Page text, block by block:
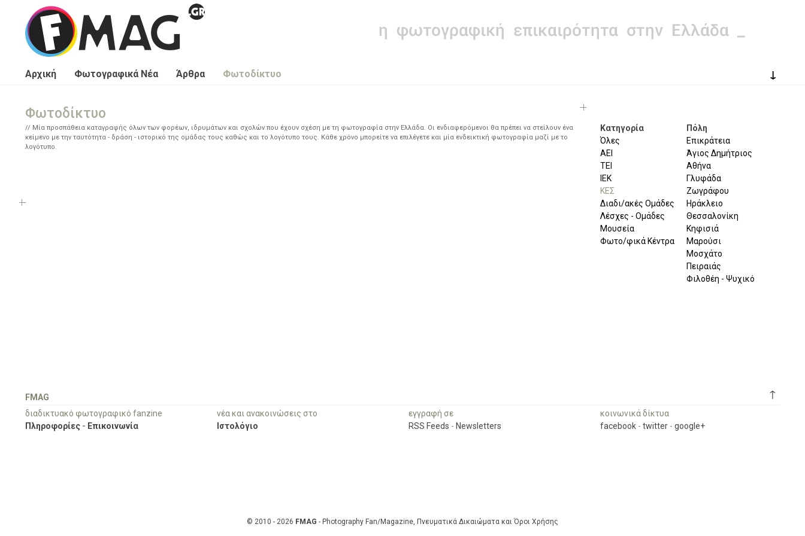
Παράκαμψη προς το κυρίως περιεχόμενο
Αρχική Φωτογραφικά Νέα Άρθρα Φωτοδίκτυο ↓
Φωτοδίκτυο
Μία προσπάθεια καταγραφής όλων των φορέων, ιδρυμάτων και σχολών που έχουν σχέση με τη φωτογραφία στην Ελλάδα. Οι ενδιαφερόμενοι θα πρέπει να στείλουν ένα
κείμενο με την ταυτότητα - δράση - ιστορικό της ομάδας τους καθώς και το λογότυπο τους. Κάθε χρόνο μπορείτε να επιλέγετε και μία ενδεικτική φωτογραφία μαζί με το
λογότυπο.
Κατηγορία
Όλες
ΑΕΙ
ΤΕΙ
ΙΕΚ
ΚΕΣ
Διαδι/ακές Ομάδες
Λέσχες - Ομάδες
Μουσεία
Φωτο/φικά Κέντρα
Πόλη
Επικράτεια
Άγιος Δημήτριος
Αθήνα
Γλυφάδα
Ζωγράφου
Ηράκλειο
Θεσσαλονίκη
Κηφισιά
Μαρούσι
Μοσχάτο
Πειραιάς
Φιλοθέη - Ψυχικό
↑
FMAG
διαδικτυακό φωτογραφικό fanzine
Πληροφορίες - Επικοινωνία
νέα και ανακοινώσεις στο
Ιστολόγιο
εγγραφή σε
RSS Feeds - Newsletters
κοινωνικά δίκτυα
facebook - twitter - google+
© 2010 - 2026 FMAG - Photography Fan/Magazine, Πνευματικά Δικαιώματα και Όροι Χρήσης